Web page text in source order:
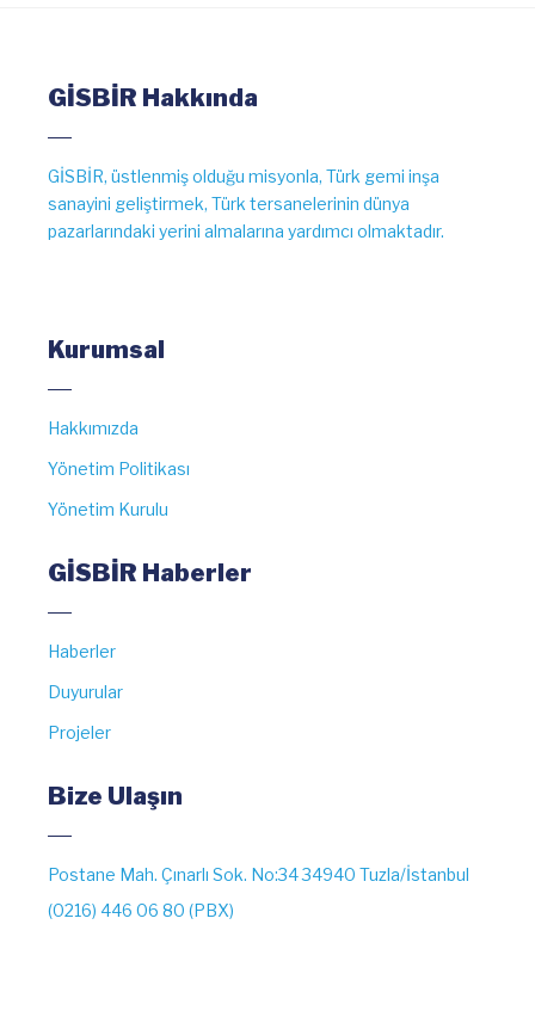
GİSBİR Hakkında
GİSBİR, üstlenmiş olduğu misyonla, Türk gemi inşa
sanayini geliştirmek, Türk tersanelerinin dünya
pazarlarındaki yerini almalarına yardımcı olmaktadır.
Kurumsal
Hakkımızda
Yönetim Politikası
Yönetim Kurulu
GİSBİR Haberler
Haberler
Duyurular
Projeler
Bize Ulaşın
Postane Mah. Çınarlı Sok. No:34 34940 Tuzla/İstanbul
(0216) 446 06 80 (PBX)